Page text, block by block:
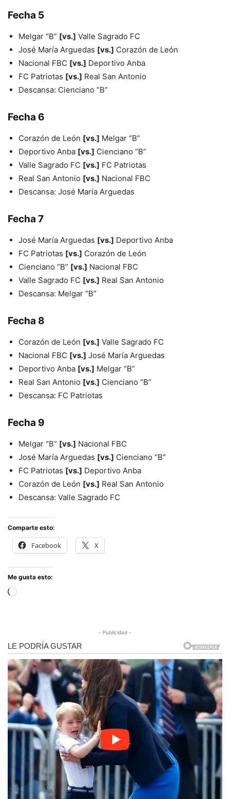
Fecha 5
Melgar “B” [vs.] Valle Sagrado FC
José María Arguedas [vs.] Corazón de León
Nacional FBC [vs.] Deportivo Anba
FC Patriotas [vs.] Real San Antonio
Descansa: Cienciano “B”
Fecha 6
Corazón de León [vs.] Melgar “B”
Deportivo Anba [vs.] Cienciano “B”
Valle Sagrado FC [vs.] FC Patriotas
Real San Antonio [vs.] Nacional FBC
Descansa: José María Arguedas
Fecha 7
José María Arguedas [vs.] Deportivo Anba
FC Patriotas [vs.] Corazón de León
Cienciano “B” [vs.] Nacional FBC
Valle Sagrado FC [vs.] Real San Antonio
Descansa: Melgar “B”
Fecha 8
Corazón de León [vs.] Valle Sagrado FC
Nacional FBC [vs.] José María Arguedas
Deportivo Anba [vs.] Melgar “B”
Real San Antonio [vs.] Cienciano “B”
Descansa: FC Patriotas
Fecha 9
Melgar “B” [vs.] Nacional FBC
José María Arguedas [vs.] Cienciano “B”
FC Patriotas [vs.] Deportivo Anba
Corazón de León [vs.] Real San Antonio
Descansa: Valle Sagrado FC
Comparte esto:
Facebook X
Me gusta esto:
Cargando...
- Publicidad -